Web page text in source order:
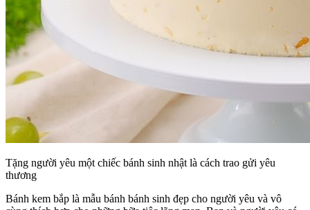
Tặng người yêu một chiếc bánh sinh nhật là cách trao gửi yêu
thương
Bánh kem bắp là mẫu bánh bánh sinh đẹp cho người yêu và vô